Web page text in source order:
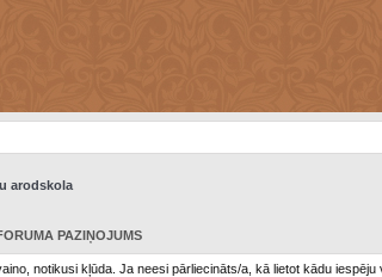
arodskola
PAZIŅOJUMS
notikusi kļūda. Ja neesi pārliecināts/a, kā lietot kādu